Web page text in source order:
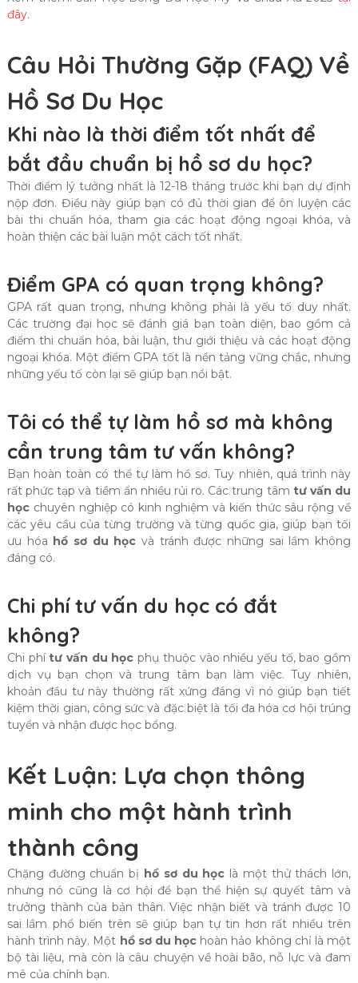
đây.
Câu Hỏi Thường Gặp (FAQ) Về
Hồ Sơ Du Học
Khi nào là thời điểm tốt nhất để
bắt đầu chuẩn bị hồ sơ du học?
Thời điểm lý tưởng nhất là 12-18 tháng trước khi bạn dự định
nộp đơn. Điều này giúp bạn có đủ thời gian để ôn luyện các
bài thi chuẩn hóa, tham gia các hoạt động ngoại khóa, và
hoàn thiện các bài luận một cách tốt nhất.
Điểm GPA có quan trọng không?
GPA rất quan trọng, nhưng không phải là yếu tố duy nhất.
Các trường đại học sẽ đánh giá bạn toàn diện, bao gồm cả
điểm thi chuẩn hóa, bài luận, thư giới thiệu và các hoạt động
ngoại khóa. Một điểm GPA tốt là nền tảng vững chắc, nhưng
những yếu tố còn lại sẽ giúp bạn nổi bật.
Tôi có thể tự làm hồ sơ mà không
cần trung tâm tư vấn không?
Bạn hoàn toàn có thể tự làm hồ sơ. Tuy nhiên, quá trình này
rất phức tạp và tiềm ẩn nhiều rủi ro. Các trung tâm tư vấn du
họcchuyên nghiệp có kinh nghiệm và kiến thức sâu rộng về
các yêu cầu của từng trường và từng quốc gia, giúp bạn tối
ưu hóa hồ sơ du học và tránh được những sai lầm không
đáng có.
Chi phí tư vấn du học có đắt
không?
Chi phítư vấn du học phụ thuộc vào nhiều yếu tố, bao gồm
dịch vụ bạn chọn và trung tâm bạn làm việc. Tuy nhiên,
khoản đầu tư này thường rất xứng đáng vì nó giúp bạn tiết
kiệm thời gian, công sức và đặc biệt là tối đa hóa cơ hội trúng
tuyển và nhận được học bổng.
Kết Luận: Lựa chọn thông
minh cho một hành trình
thành công
Chặng đường chuẩn bị hồ sơ du học là một thử thách lớn,
nhưng nó cũng là cơ hội để bạn thể hiện sự quyết tâm và
trưởng thành của bản thân. Việc nhận biết và tránh được 10
sai lầm phổ biến trên sẽ giúp bạn tự tin hơn rất nhiều trên
hành trình này. Một hồ sơ du học hoàn hảo không chỉ là một
bộ tài liệu, mà còn là câu chuyện về hoài bão, nỗ lực và đam
mê của chính bạn.